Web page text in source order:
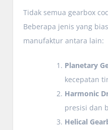
Tidak semua gearbox
Beberapa jenis yang
manufaktur antara lain:
Planetary
kecepatan
Harmonic
presisi dan
Helical